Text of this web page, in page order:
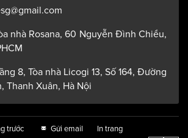
nhà Rosana, 60 Nguyễn Đình Chiểu,
8, Tòa nhà Licogi 13, Số 164, Đường
Thanh Xuân, Hà Nội
trước Gửi email In trang